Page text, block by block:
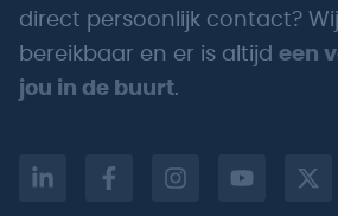
direct persoonlijk contact?
bereikbaar en er is altijd een
jou in de buurt.